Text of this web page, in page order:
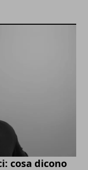
cosa dicono